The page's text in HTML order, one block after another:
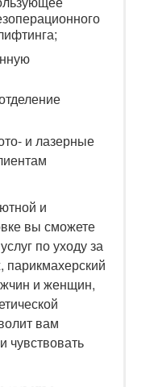
и лазерные
и
вы сможете
по уходу за
и женщин,
вам
чувствовать